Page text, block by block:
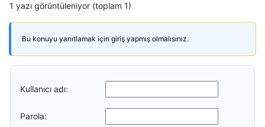
1 yazı görüntüleniyor (toplam 1)
Bu konuyu yanıtlamak için giriş yapmış olmalısınız.
Kullanıcı adı:
Parola: